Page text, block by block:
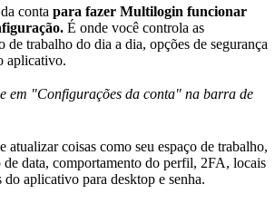
conta para fazer Multilogin funcionar
É onde você controla as
de trabalho do dia a dia, opções de segurança
aplicativo.
"Configurações da conta" na barra de
atualizar coisas como seu espaço de trabalho,
data, comportamento do perfil, 2FA, locais
aplicativo para desktop e senha.